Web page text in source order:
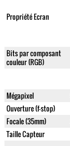
Propriété Ecran
Bits par composant
couleur (RGB)
Mégapixel
Ouverture (f-stop)
Focale (35mm)
Taille Capteur